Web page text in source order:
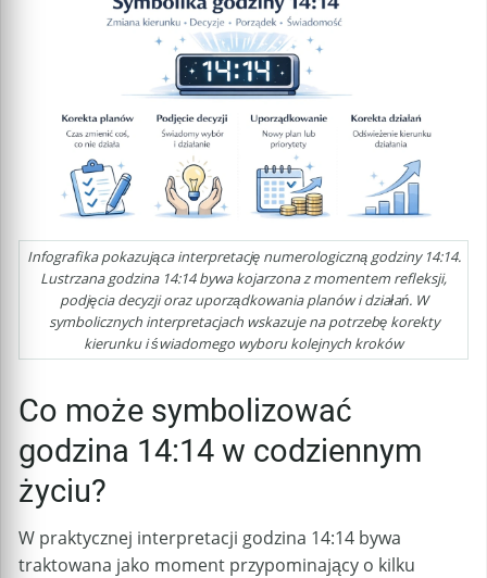
Infografika pokazująca interpretację numerologiczną godziny 14:14.
Lustrzana godzina 14:14 bywa kojarzona z momentem refleksji,
podjęcia decyzji oraz uporządkowania planów i działań. W
symbolicznych interpretacjach wskazuje na potrzebę korekty
kierunku i świadomego wyboru kolejnych kroków
Co może symbolizować
godzina 14:14 w codziennym
życiu?
W praktycznej interpretacji godzina 14:14 bywa
traktowana jako moment przypominający o kilku